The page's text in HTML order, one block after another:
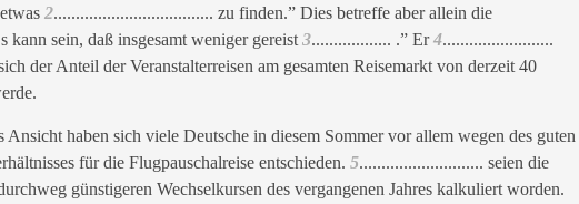
2.................................... zu finden.” Dies betreffe aber allein die
kann sein, daß insgesamt weniger gereist 3.................. .” Er4.........................
der Anteil der Veranstalterreisen am gesamten Reisemarkt von derzeit 40
Ansicht haben sich viele Deutsche in diesem Sommer vor allem wegen des guten
für die Flugpauschalreise entschieden. 5............................ seien die
günstigeren Wechselkursen des vergangenen Jahres kalkuliert worden.